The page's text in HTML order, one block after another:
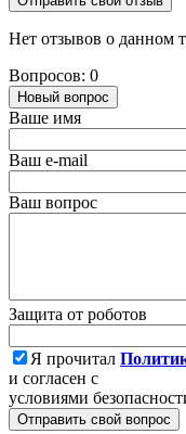
Нет отзывов о данном
Вопросов: 0
Новый вопрос
Ваше имя
Ваш e-mail
Ваш вопрос
Защита от роботов
Я прочитал
и согласен с
условиями
Отправить свой вопрос